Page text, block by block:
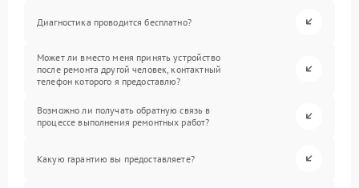
Диагностика проводится бесплатно?
Может ли вместо меня принять устройство
после ремонта другой человек, контактный
телефон которого я предоставлю?
Возможно ли получать обратную связь в
процессе выполнения ремонтных работ?
Какую гарантию вы предоставляете?